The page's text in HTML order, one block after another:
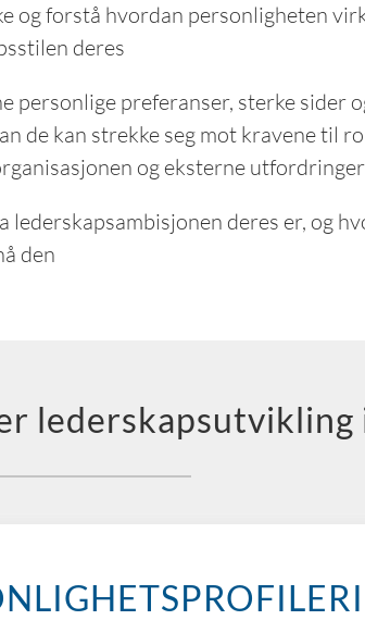
og forstå hvordan personligheten
deres
personlige preferanser, sterke sider
de kan strekke seg mot kravene til
og eksterne utfordringer
lederskapsambisjonen deres er, og
den
lederskapsutvikling